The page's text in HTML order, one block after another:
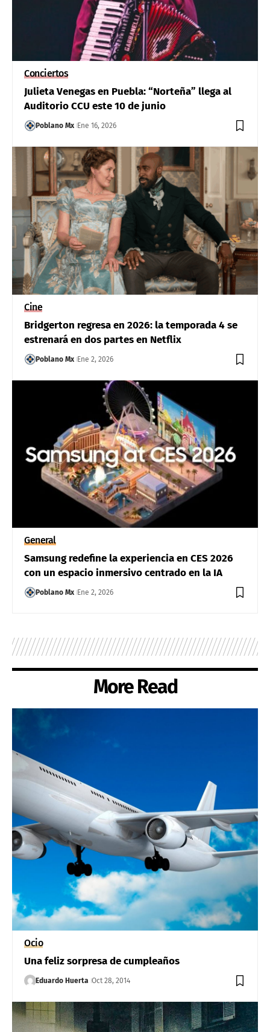
Conciertos
Julieta Venegas en Puebla: “Norteña” llega al
Auditorio CCU este 10 de junio
Poblano Mx Ene 16, 2026
Cine
Bridgerton regresa en 2026: la temporada 4 se
estrenará en dos partes en Netflix
Poblano Mx Ene 2, 2026
General
Samsung redefine la experiencia en CES 2026
con un espacio inmersivo centrado en la IA
Poblano Mx Ene 2, 2026
More Read
Ocio
Una feliz sorpresa de cumpleaños
Eduardo Huerta Oct 28, 2014